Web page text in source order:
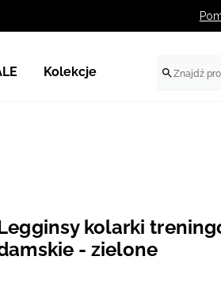
14
Kolekcje
kolarki
- zielone